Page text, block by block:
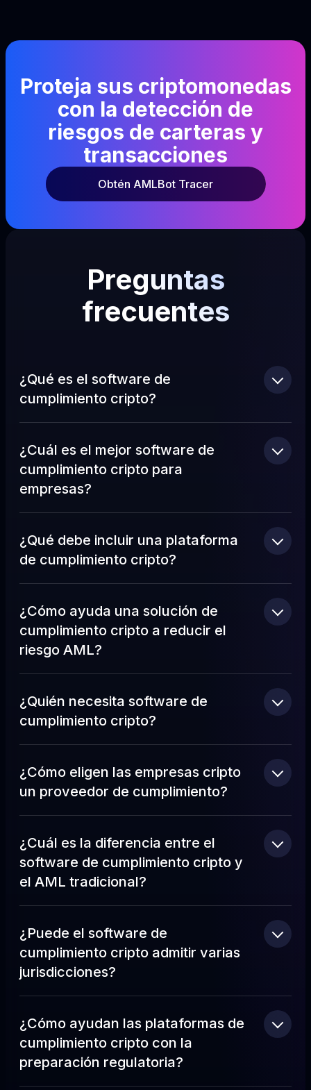
Proteja sus criptomonedas
con la detección de
riesgos de carteras y
transacciones
Obtén AMLBot Tracer
Preguntas
frecuentes
¿Qué es el software de
cumplimiento cripto?
¿Cuál es el mejor software de
cumplimiento cripto para
empresas?
¿Qué debe incluir una plataforma
de cumplimiento cripto?
¿Cómo ayuda una solución de
cumplimiento cripto a reducir el
riesgo AML?
¿Quién necesita software de
cumplimiento cripto?
¿Cómo eligen las empresas cripto
un proveedor de cumplimiento?
¿Cuál es la diferencia entre el
software de cumplimiento cripto y
el AML tradicional?
¿Puede el software de
cumplimiento cripto admitir varias
jurisdicciones?
¿Cómo ayudan las plataformas de
cumplimiento cripto con la
preparación regulatoria?